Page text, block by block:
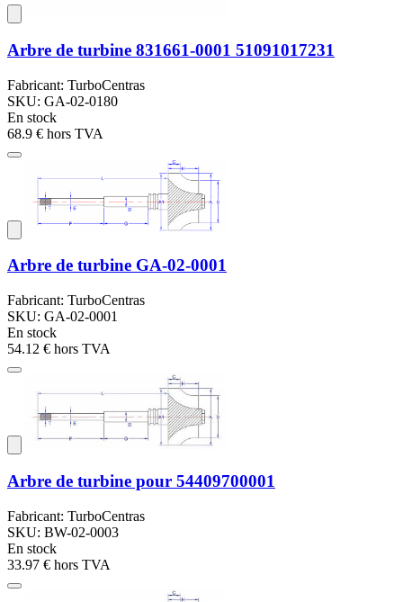
Arbre de turbine 831661-0001 51091017231
Fabricant: TurboCentras
SKU: GA-02-0180
En stock
68.9 € hors TVA
Arbre de turbine GA-02-0001
Fabricant: TurboCentras
SKU: GA-02-0001
En stock
54.12 € hors TVA
Arbre de turbine pour 54409700001
Fabricant: TurboCentras
SKU: BW-02-0003
En stock
33.97 € hors TVA